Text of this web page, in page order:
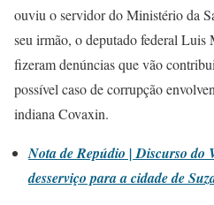
ouviu o servidor do Ministério da
seu irmão, o deputado federal
fizeram denúncias que vão
possível caso de corrupção
indiana Covaxin.
Nota de Repúdio | Discurso do
desserviço para a cidade de